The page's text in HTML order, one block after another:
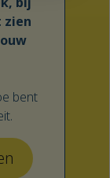
zien
bent